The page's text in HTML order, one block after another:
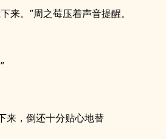
来。”周之莓压着声音提醒。
来，倒还十分贴心地替